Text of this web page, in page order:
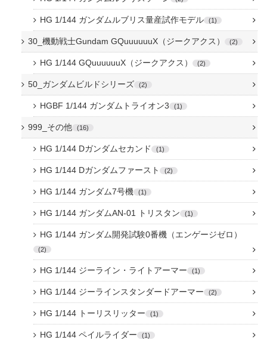
HG 1/144 ガンダムルブリス量産試作モデル 1
30_機動戦士Gundam GQuuuuuuX（ジークアクス） 2
HG 1/144 GQuuuuuuX（ジークアクス） 2
50_ガンダムビルドシリーズ 2
HGBF 1/144 ガンダムトライオン3 1
999_その他 16
HG 1/144 Dガンダムセカンド 1
HG 1/144 Dガンダムファースト 2
HG 1/144 ガンダム7号機 1
HG 1/144 ガンダムAN-01 トリスタン 1
HG 1/144 ガンダム開発試験0番機（エンゲージゼロ）
2
HG 1/144 ジーライン・ライトアーマー 1
HG 1/144 ジーラインスタンダードアーマー 2
HG 1/144 トーリスリッター 1
HG 1/144 ペイルライダー 1